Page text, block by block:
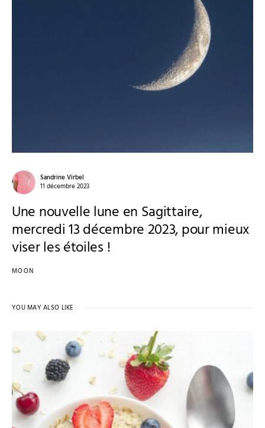
Sandrine Virbel
11 décembre 2023
Une nouvelle lune en Sagittaire,
mercredi 13 décembre 2023, pour mieux
viser les étoiles !
MOON
YOU MAY ALSO LIKE